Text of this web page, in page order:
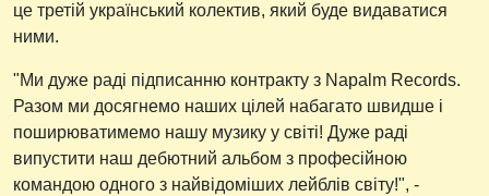
це третій український колектив, який буде видаватися
ними.
"Ми дуже раді підписанню контракту з Napalm Records.
Разом ми досягнемо наших цілей набагато швидше і
поширюватимемо нашу музику у світі! Дуже раді
випустити наш дебютний альбом з професійною
командою одного з найвідоміших лейблів світу!", -